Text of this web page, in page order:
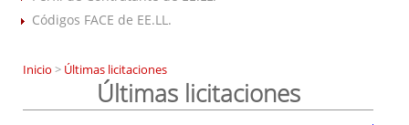
Códigos FACE de EE.LL.
Inicio > Últimas licitaciones
Últimas licitaciones